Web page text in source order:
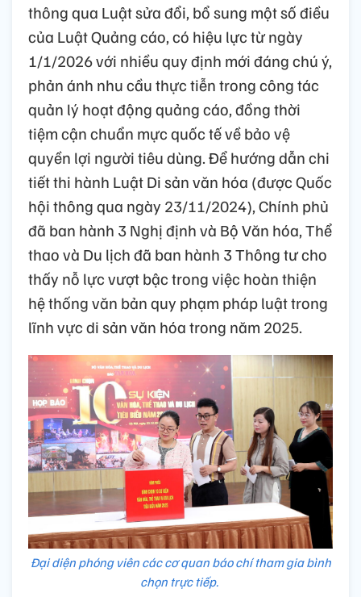
thông qua Luật sửa đổi, bổ sung một số điều
của Luật Quảng cáo, có hiệu lực từ ngày
1/1/2026 với nhiều quy định mới đáng chú ý,
phản ánh nhu cầu thực tiễn trong công tác
quản lý hoạt động quảng cáo, đồng thời
tiệm cận chuẩn mực quốc tế về bảo vệ
quyền lợi người tiêu dùng. Để hướng dẫn chi
tiết thi hành Luật Di sản văn hóa (được Quốc
hội thông qua ngày 23/11/2024), Chính phủ
đã ban hành 3 Nghị định và Bộ Văn hóa, Thể
thao và Du lịch đã ban hành 3 Thông tư cho
thấy nỗ lực vượt bậc trong việc hoàn thiện
hệ thống văn bản quy phạm pháp luật trong
lĩnh vực di sản văn hóa trong năm 2025.
Đại diện phóng viên các cơ quan báo chí tham gia bình
chọn trực tiếp.